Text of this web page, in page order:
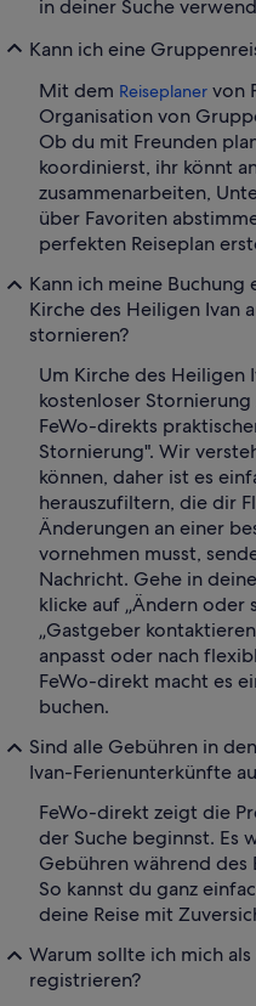
in deiner Suche
Kann ich eine
Mit dem Reiseplaner von
Organisation von
Ob du mit Freunden
koordinierst, ihr könnt
zusammenarbeiten,
über Favoriten
perfekten Reiseplan
Kann ich meine
Kirche des Heiligen Ivan
stornieren?
Um Kirche des
kostenloser
FeWo-direkts
Stornierung". Wir
können, daher ist es
herauszufiltern, die dir
Änderungen an einer
vornehmen musst,
Nachricht. Gehe in
klicke auf „Ändern oder
„Gastgeber
anpasst oder nach
FeWo-direkt macht es
buchen.
Sind alle Gebühren in
Ivan-Ferienunterkünfte
FeWo-direkt zeigt die
der Suche beginnst. Es
Gebühren während des
So kannst du ganz
deine Reise mit
Warum sollte ich mich
registrieren?